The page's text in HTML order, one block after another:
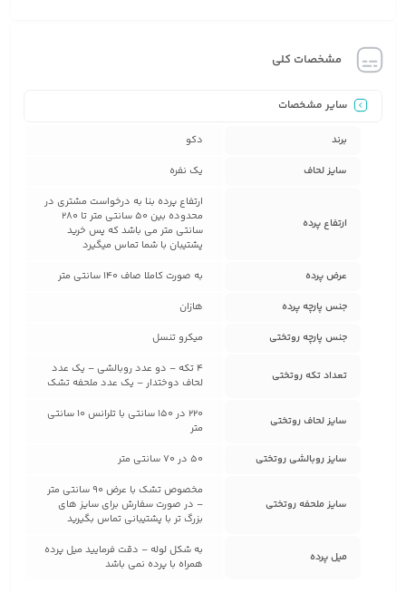
مشخصات کلی
سایر مشخصات
برند
دکو
سایز لحاف
یک نفره
ارتفاع پرده
ارتفاع پرده بنا به درخواست مشتری در
محدوده بین 50 سانتی متر تا 280
سانتی متر می باشد که پس خرید
پشتیبان با شما تماس میگیرد
عرض پرده
به صورت کاملا صاف 140 سانتی متر
جنس پارچه پرده
هازان
جنس پارچه روتختی
میکرو تنسل
تعداد تکه روتختی
4 تکه – دو عدد روبالشی – یک عدد
لحاف دوختدار – یک عدد ملحفه تشک
سایز لحاف روتختی
220 در 150 سانتی با تلرانس 10 سانتی
متر
سایز روبالشی روتختی
50 در 70 سانتی متر
سایز ملحفه روتختی
مخصوص تشک با عرض 90 سانتی متر
– در صورت سفارش برای سایز های
بزرگ تر با پشتیبانی تماس بگیرید
میل پرده
به شکل لوله – دقت فرمایید میل پرده
همراه با پرده نمی باشد